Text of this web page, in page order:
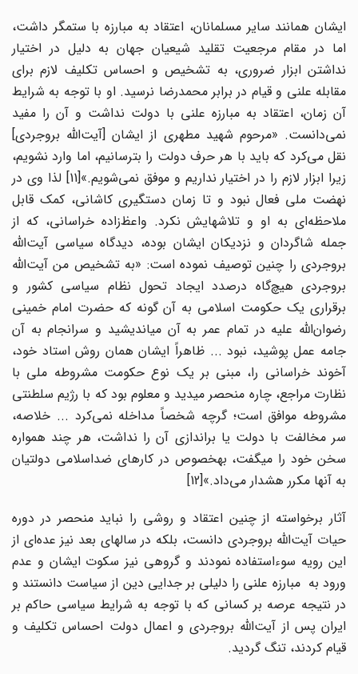
ایشان همانند سایر مسلمانان، اعتقاد به مبارزه با ستمگر داشت،
اما در مقام مرجعیت تقلید شیعیان جهان به دلیل در اختیار
نداشتن ابزار ضروری، به تشخیص و احساس تکلیف لازم برای
مقابله علنی و قیام در برابر محمدرضا نرسید. او با توجه به شرایط
آن زمان، اعتقاد به مبارزه علنی با دولت نداشت و آن را مفید
نمی‌دانست. «مرحوم شهید مطهری از ایشان [آیت‌الله بروجردی]
نقل می‌کرد که باید با هر حرف دولت را بترسانیم، اما وارد نشویم،
زیرا ابزار لازم را در اختیار نداریم و موفق نمی‌شویم.»[11] لذا وی در
نهضت ملی فعال نبود و تا زمان دستگیری کاشانی، کمک قابل
ملاحظه‌ای به او و تلاشهایش نکرد. واعظ‌زاده خراسانی، که از
جمله شاگردان و نزدیکان ایشان بوده، دیدگاه سیاسی آیت‌الله
بروجردی را چنین توصیف نموده است: «به تشخیص من آیت‌الله
بروجردی هیچ‌گاه درصدد ایجاد تحول نظام سیاسی کشور و
برقراری یک حکومت اسلامی به آن گونه که حضرت امام خمینی
رضوان‌الله علیه در تمام عمر به آن می‎اندیشید و سرانجام به آن
جامه عمل پوشید، نبود ... ظاهراً ایشان همان روش استاد خود،
آخوند خراسانی را، مبنی بر یک نوع حکومت مشروطه ملی با
نظارت مراجع، چاره منحصر می‎دید و معلوم بود که با رژیم سلطنتی
مشروطه موافق است؛ گرچه شخصاً مداخله نمی‌کرد ... خلاصه،
سر مخالفت با دولت یا براندازی آن را نداشت، هر چند همواره
سخن خود را می‎گفت، به‎خصوص در کارهای ضداسلامی دولتیان
به آنها مکرر هشدار می‌داد.»[12]
آثار برخواسته از چنین اعتقاد و روشی را نباید منحصر در دوره
حیات آیت‌الله بروجردی دانست، بلکه در سالهای بعد نیز عده‌ای از
این رویه سوءاستفاده نمودند و گروهی نیز سکوت ایشان و عدم
ورود به مبارزه علنی را دلیلی بر جدایی دین از سیاست دانستند و
در نتیجه عرصه بر کسانی که با توجه به شرایط سیاسی حاکم بر
ایران پس از آیت‌الله بروجردی و اعمال دولت احساس تکلیف و
قیام کردند، تنگ گردید.